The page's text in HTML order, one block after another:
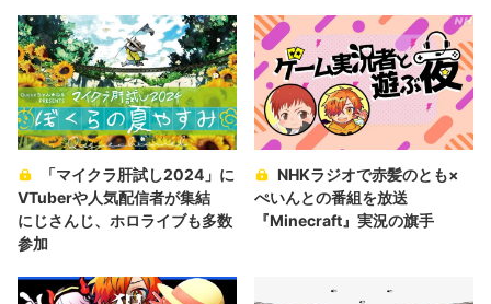
「マイクラ肝試し2024」に
VTuberや人気配信者が集結
にじさんじ、ホロライブも多数
参加
NHKラジオで赤髪のとも×
ぺいんとの番組を放送
『Minecraft』実況の旗手